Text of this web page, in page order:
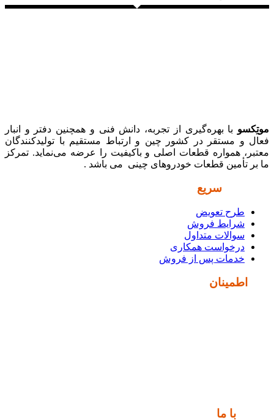
موتِکسو با بهره‌گیری از تجربه، دانش فنی و همچنین دفتر و انبار
فعال و مستقر در کشور چین و ارتباط مستقیم با تولیدکنندگان
معتبر، همواره قطعات اصلی و باکیفیت را عرضه می‌نماید. تمرکز
ما بر تأمین قطعات خودروهای چینی می باشد .
سریع
طرح تعویض
شرایط فروش
سوالات متداول
درخواست همکاری
خدمات پس از فروش
اطمینان
با ما